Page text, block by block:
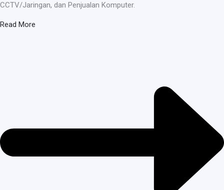
CCTV/Jaringan, dan Penjualan Komputer.
Read More